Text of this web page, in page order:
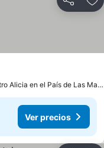
Compartir
a 0.4 km de: Centro Alicia en el País de Las Maravillas
Ver precios